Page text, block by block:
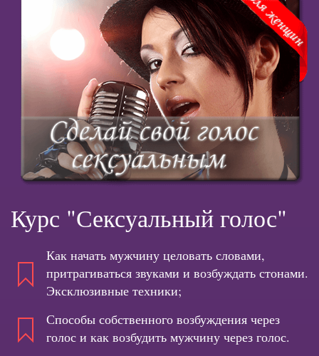
Курс "Сексуальный голос"
Как начать мужчину целовать словами,
притрагиваться звуками и возбуждать стонами.
Эксклюзивные техники;
Способы собственного возбуждения через
голос и как возбудить мужчину через голос.